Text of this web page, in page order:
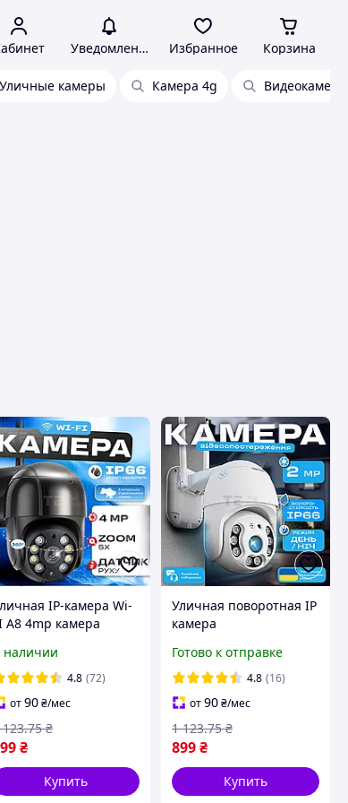
Уведомления Избранное Корзина
Уличные камеры Камера 4g
IP-камера Wi-
А8 4mp камера
наличии
4.8 (72)
от90 ₴/мес
₴
.75 ₴
Купить
Уличная поворотная IP
камера
N3 6913 - 2mp ICSee -
камера наружного
наблюдения для дома
Готово к отправке
4.8 (16)
от90₴/мес
899₴
1 123.75 ₴
Купить